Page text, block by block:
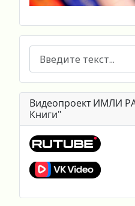
Видеопроект ИМЛИ
Книги"